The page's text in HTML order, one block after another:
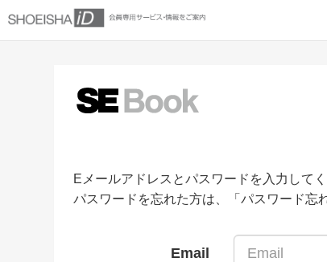
Eメールアドレスとパスワードを入力してく
パスワードを忘れた方は、「パスワード忘
Email